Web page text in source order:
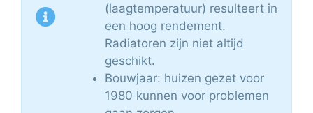
(laagtemperatuur) resulteert in
een hoog rendement.
Radiatoren zijn niet altijd
geschikt.
Bouwjaar: huizen gezet voor
1980 kunnen voor problemen